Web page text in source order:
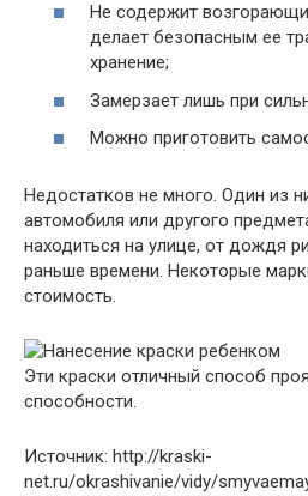
Не содержит
делает безопасным ее
хранение;
Замерзает лишь при
Можно приготовить
Недостатков не много. Один из
автомобиля или другого
находиться на улице, от дождя
раньше времени. Некоторые
стоимость.
Эти краски отличный способ
способности.
Источник: http://kraski-
net.ru/okrashivanie/vidy/